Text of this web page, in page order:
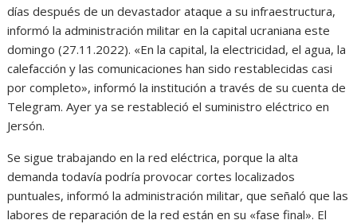
días después de un devastador ataque a su infraestructura,
informó la administración militar en la capital ucraniana este
domingo (27.11.2022). «En la capital, la electricidad, el agua, la
calefacción y las comunicaciones han sido restablecidas casi
por completo», informó la institución a través de su cuenta de
Telegram. Ayer ya se restableció el suministro eléctrico en
Jersón.
Se sigue trabajando en la red eléctrica, porque la alta
demanda todavía podría provocar cortes localizados
puntuales, informó la administración militar, que señaló que las
labores de reparación de la red están en su «fase final». El